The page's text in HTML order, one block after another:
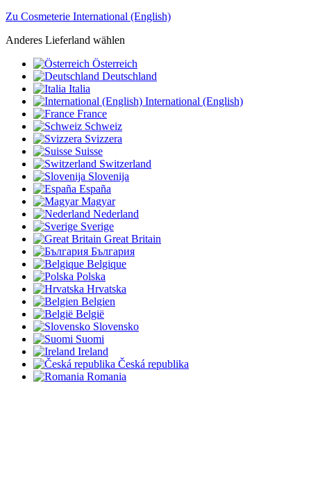
Zu Cosmeterie International (English)
Anderes Lieferland wählen
Österreich
Deutschland
Italia
International (English)
France
Schweiz
Svizzera
Suisse
Switzerland
Slovenija
España
Magyar
Nederland
Sverige
Great Britain
България
Belgique
Polska
Hrvatska
Belgien
België
Slovensko
Suomi
Ireland
Česká republika
Romania